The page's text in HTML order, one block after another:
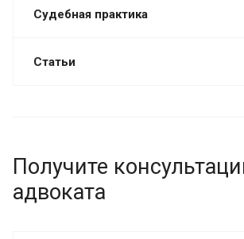
Судебная практика
Статьи
Получите
адвоката